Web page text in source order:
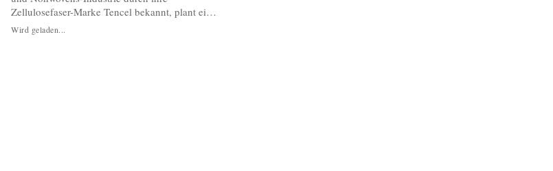
Zellulosefaser-Marke Tencel bekannt, plant eine
Investition von 100 Millionen Euro in die
Modernisierung und den Ausbau ihrer
Wird geladen...